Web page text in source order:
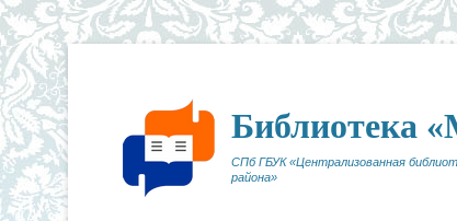
Библиотека
СПб ГБУК «Централизованная
района»